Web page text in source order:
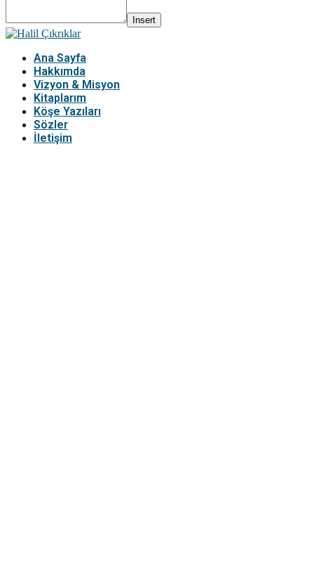
Insert
Ana Sayfa
Hakkımda
Vizyon & Misyon
Kitaplarım
Köşe Yazıları
Sözler
İletişim